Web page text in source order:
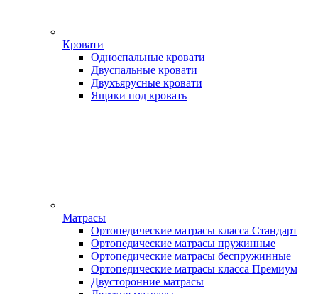
Кровати
Односпальные кровати
Двуспальные кровати
Двухъярусные кровати
Ящики под кровать
Матрасы
Ортопедические матрасы класса Стандарт
Ортопедические матрасы пружинные
Ортопедические матрасы беспружинные
Ортопедические матрасы класса Премиум
Двусторонние матрасы